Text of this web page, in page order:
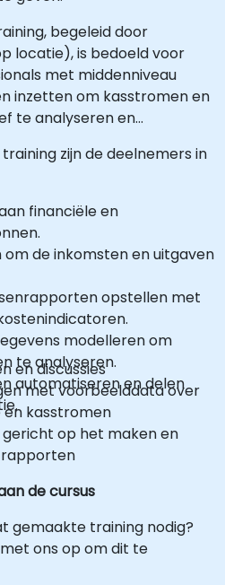
begeleid door
locatie), is bedoeld voor
met middenniveau
inzetten om kasstromen en
te analyseren en
zijn de deelnemers in
financiële en
de inkomsten en uitgaven
opstellen met
modelleren om
te analyseren.
automatiseren en delen
en discussies
met voorbeelddata over
kasstromen
op het maken en
de cursus
gemaakte training nodig?
ons op om dit te